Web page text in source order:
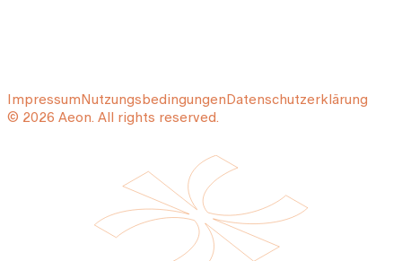
ImpressumNutzungsbedingungenDatenschutzerklärung
© 2026 Aeon. All rights reserved.